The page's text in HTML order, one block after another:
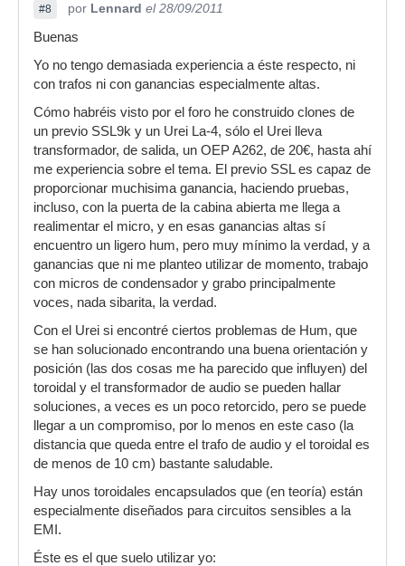
#8 por Lennard el 28/09/2011
Buenas
Yo no tengo demasiada experiencia a éste respecto, ni
con trafos ni con ganancias especialmente altas.
Cómo habréis visto por el foro he construido clones de
un previo SSL9k y un Urei La-4, sólo el Urei lleva
transformador, de salida, un OEP A262, de 20€, hasta ahí
me experiencia sobre el tema. El previo SSL es capaz de
proporcionar muchisima ganancia, haciendo pruebas,
incluso, con la puerta de la cabina abierta me llega a
realimentar el micro, y en esas ganancias altas sí
encuentro un ligero hum, pero muy mínimo la verdad, y a
ganancias que ni me planteo utilizar de momento, trabajo
con micros de condensador y grabo principalmente
voces, nada sibarita, la verdad.
Con el Urei si encontré ciertos problemas de Hum, que
se han solucionado encontrando una buena orientación y
posición (las dos cosas me ha parecido que influyen) del
toroidal y el transformador de audio se pueden hallar
soluciones, a veces es un poco retorcido, pero se puede
llegar a un compromiso, por lo menos en este caso (la
distancia que queda entre el trafo de audio y el toroidal es
de menos de 10 cm) bastante saludable.
Hay unos toroidales encapsulados que (en teoría) están
especialmente diseñados para circuitos sensibles a la
EMI.
Éste es el que suelo utilizar yo: